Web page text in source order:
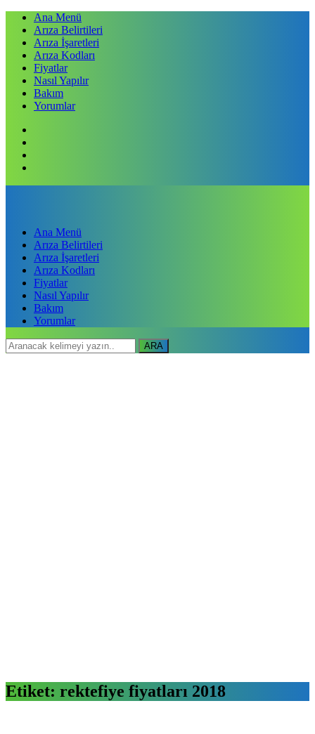
Ana Menü
Arıza Belirtileri
Arıza İşaretleri
Arıza Kodları
Fiyatlar
Nasıl Yapılır
Bakım
Yorumlar
Ana Menü
Arıza Belirtileri
Arıza İşaretleri
Arıza Kodları
Fiyatlar
Nasıl Yapılır
Bakım
Yorumlar
ARA
Etiket: rektefiye fiyatları 2018